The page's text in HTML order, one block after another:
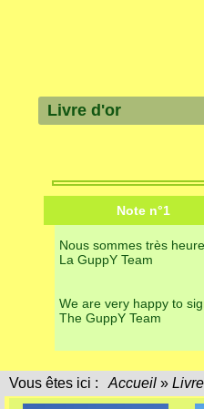
Livre d'or
Note n°1
Nous sommes très
La GuppY Team
We are very happy to
The GuppY Team
Vous êtes ici : Accueil »